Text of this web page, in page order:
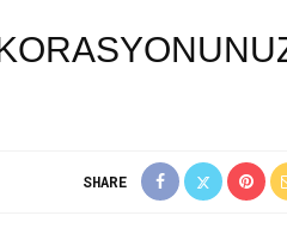
SHARE